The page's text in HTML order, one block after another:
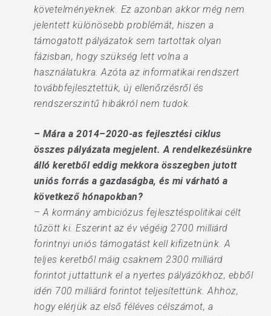
követelményeknek. Ez azonban akkor még nem
jelentett különösebb problémát, hiszen a
támogatott pályázatok sem tartottak olyan
fázisban, hogy szükség lett volna a
használatukra. Azóta az informatikai rendszert
továbbfejlesztettük, új ellenőrzésről és
rendszerszintű hibákról nem tudok.
– Mára a 2014–2020-as fejlesztési ciklus
összes pályázata megjelent. A rendelkezésünkre
álló keretből eddig mekkora összegben jutott
uniós forrás a gazdaságba, és mi várható a
következő hónapokban?
– A kormány ambiciózus fejlesztéspolitikai célt
tűzött ki. Eszerint az év végéig 2700 milliárd
forintnyi uniós támogatást kell kifizetnünk. A
teljes keretből máig csaknem 2300 milliárd
forintot juttattunk el a nyertes pályázókhoz, ebből
idén 700 milliárd forintot teljesítettünk. Ahhoz,
hogy elérjük az első féléves célszámot, a